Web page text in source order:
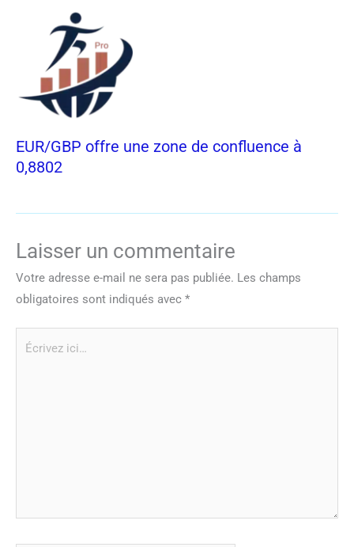
EUR/GBP offre une zone de confluence à
0,8802
Laisser un commentaire
Votre adresse e-mail ne sera pas publiée. Les champs
obligatoires sont indiqués avec *